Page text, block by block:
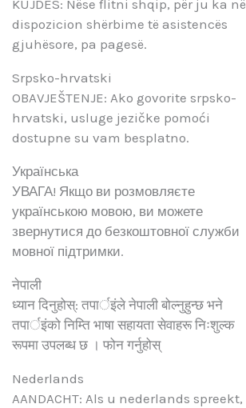
KUJDES: Nëse flitni shqip, për ju ka në
dispozicion shërbime të asistencës
gjuhësore, pa pagesë.
Srpsko-hrvatski
OBAVJEŠTENJE: Ako govorite srpsko-
hrvatski, usluge jezičke pomoći
dostupne su vam besplatno.
Українська
УВАГА! Якщо ви розмовляєте
українською мовою, ви можете
звернутися до безкоштовної служби
мовної підтримки.
नेपाली
ध्यान दिनुहोस्: तपार्इंले नेपाली बोल्नुहुन्छ भने
तपार्इंको निम्ति भाषा सहायता सेवाहरू निःशुल्क
रूपमा उपलब्ध छ । फोन गर्नुहोस्
Nederlands
AANDACHT: Als u nederlands spreekt,